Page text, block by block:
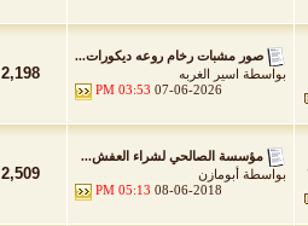
صور مشبات رخام روعه ديكورات...
بواسطة اسير الغربه
07-06-2026
03:53 PM
2,198
مؤسسة الصالحي لشراء العفش...
بواسطة أبومازن
08-06-2018
05:13 PM
2,509